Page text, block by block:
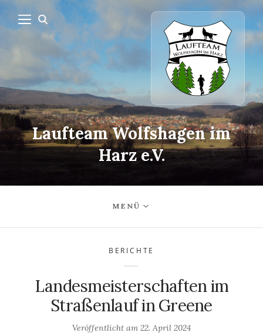
Laufteam Wolfshagen im
Harz e.V.
MENÜ
BERICHTE
Landesmeisterschaften im
Straßenlauf in Greene
Veröffentlicht am 22. April 2024